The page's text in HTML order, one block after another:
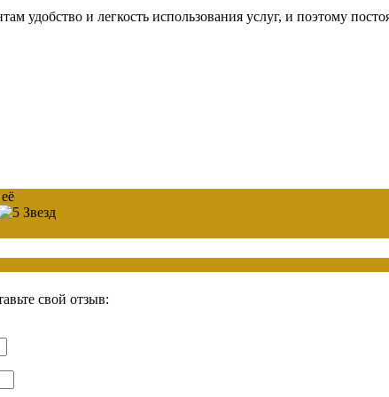
удобство и легкость использования услуг, и поэтому
свой отзыв: